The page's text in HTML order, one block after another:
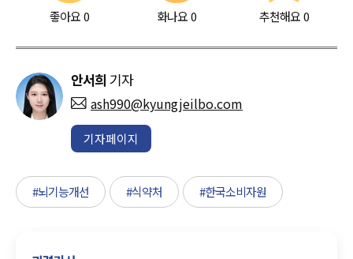
좋아요0 화나요0 추천해요 0
안서희 기자
ash990@kyungjeilbo.com
기자페이지
#뇌기능개선 #식약처 #한국소비자원